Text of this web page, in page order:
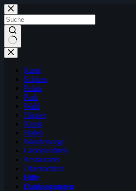
Zum
Inhalt
springen
Karte
Schloss
Palais
Park
Wald
Häuser
Kunst
Hafen
Wanderwege
Gedenkstätten
Restaurants
Übernachten
Hilfe
Danksagungen